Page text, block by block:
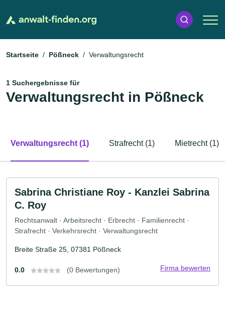
Startseite Pößneck Verwaltungsrecht
1 Suchergebnisse für
Verwaltungsrecht in Pößneck
Verwaltungsrecht (1) Strafrecht (1) Mietrecht (1)
Sabrina Christiane Roy - Kanzlei Sabrina
C. Roy
Rechtsanwalt · Arbeitsrecht · Erbrecht · Familienrecht ·
Strafrecht · Verkehrsrecht · Verwaltungsrecht
Breite Straße 25, 07381 Pößneck
0.0 (0 Bewertungen) Firma bewerten